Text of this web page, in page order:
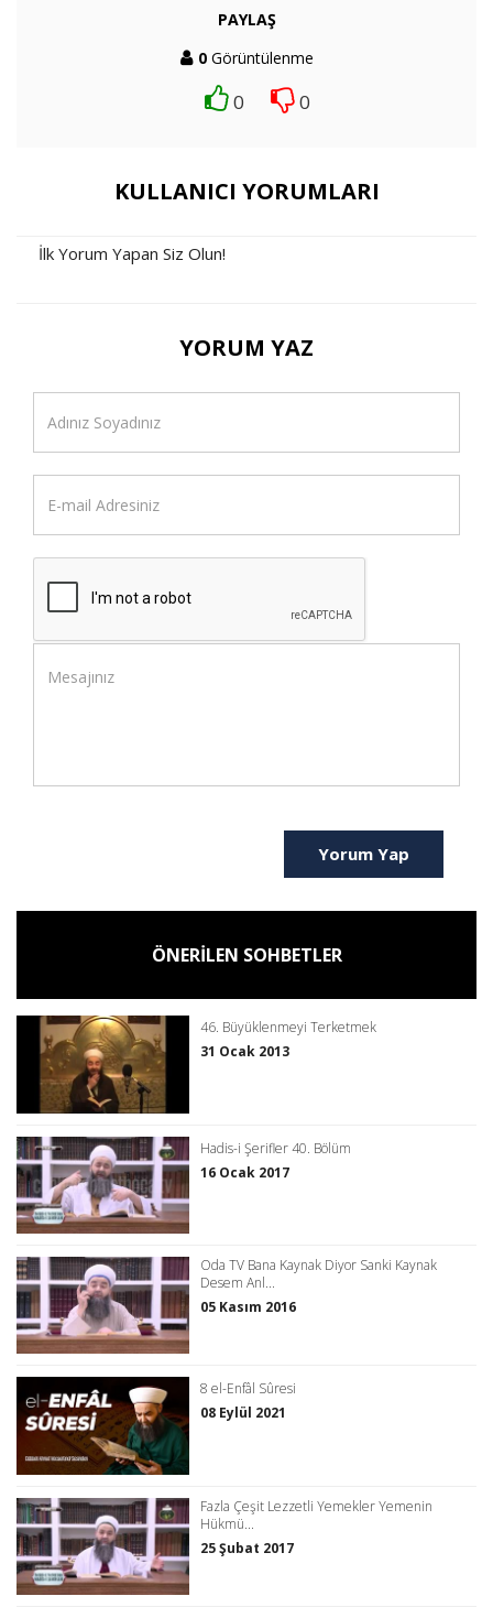
PAYLAŞ
0Görüntülenme
0 0
KULLANICI YORUMLARI
İlk Yorum Yapan Siz Olun!
YORUM YAZ
Yorum Yap
ÖNERİLEN SOHBETLER
46. Büyüklenmeyi Terketmek
31 Ocak 2013
Hadis-i Şerifler 40. Bölüm
16 Ocak 2017
Oda TV Bana Kaynak Diyor Sanki Kaynak
Desem Anl...
05 Kasım 2016
8 el-Enfâl Sûresi
08 Eylül 2021
Fazla Çeşit Lezzetli Yemekler Yemenin
Hükmü...
25 Şubat 2017